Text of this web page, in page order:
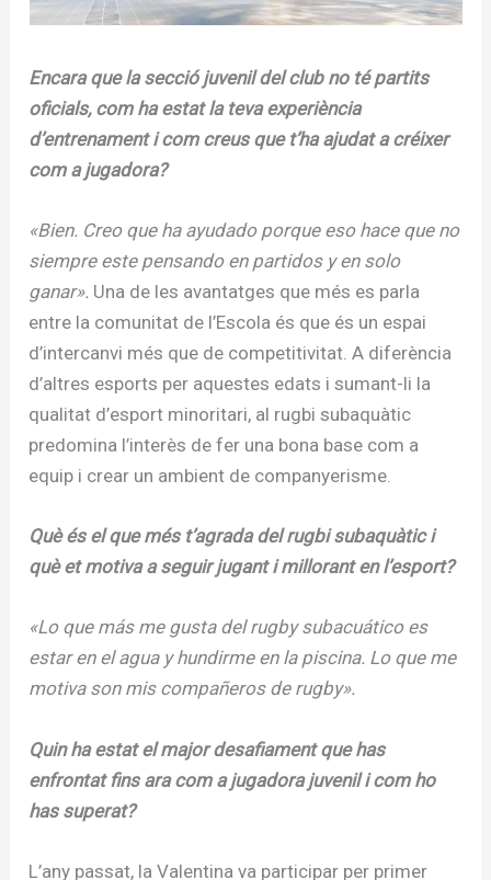
Encara que la secció juvenil del club no té partits
oficials, com ha estat la teva experiència
d’entrenament i com creus que t’ha ajudat a créixer
com a jugadora?
«Bien. Creo que ha ayudado porque eso hace que no
siempre este pensando en partidos y en solo
ganar». Una de les avantatges que més es parla
entre la comunitat de l’Escola és que és un espai
d’intercanvi més que de competitivitat. A diferència
d’altres esports per aquestes edats i sumant-li la
qualitat d’esport minoritari, al rugbi subaquàtic
predomina l’interès de fer una bona base com a
equip i crear un ambient de companyerisme.
Què és el que més t’agrada del rugbi subaquàtic i
què et motiva a seguir jugant i millorant en l’esport?
«Lo que más me gusta del rugby subacuático es
estar en el agua y hundirme en la piscina. Lo que me
motiva son mis compañeros de rugby».
Quin ha estat el major desafiament que has
enfrontat fins ara com a jugadora juvenil i com ho
has superat?
L’any passat, la Valentina va participar per primer